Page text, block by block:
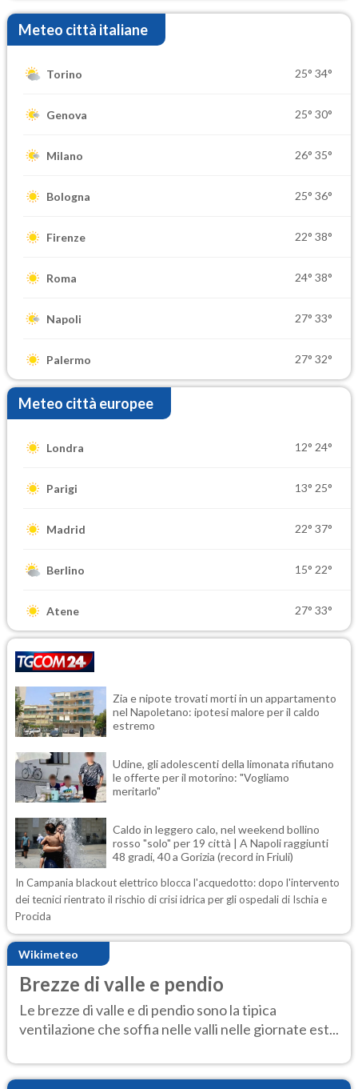
Meteo città italiane
Torino 25° 34°
Genova 25° 30°
Milano 26° 35°
Bologna 25° 36°
Firenze 22° 38°
Roma 24° 38°
Napoli 27° 33°
Palermo 27° 32°
Meteo città europee
Londra 12° 24°
Parigi 13° 25°
Madrid 22° 37°
Berlino 15° 22°
Atene 27° 33°
Zia e nipote trovati morti in un appartamento
nel Napoletano: ipotesi malore per il caldo
estremo
Udine, gli adolescenti della limonata rifiutano
le offerte per il motorino: "Vogliamo
meritarlo"
Caldo in leggero calo, nel weekend bollino
rosso "solo" per 19 città | A Napoli raggiunti
48 gradi, 40 a Gorizia (record in Friuli)
In Campania blackout elettrico blocca l'acquedotto: dopo l'intervento
dei tecnici rientrato il rischio di crisi idrica per gli ospedali di Ischia e
Procida
Wikimeteo
Brezze di valle e pendio
Le brezze di valle e di pendio sono la tipica
ventilazione che soffia nelle valli nelle giornate est...